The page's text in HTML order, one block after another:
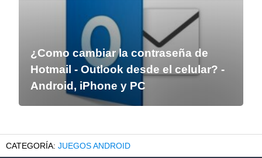
¿Como cambiar la contraseña de
Hotmail - Outlook desde el celular? -
Android, iPhone y PC
JUEGOS ANDROID